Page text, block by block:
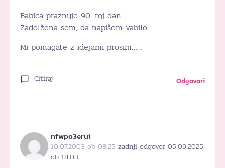
Babica praznuje 90. roj dan.
Zadolžena sem, da napišem vabilo.
Mi pomagate z idejami prosim……
Citiraj Odgovori
nfwpo3erui
10.07.2003 ob 08:25 zadnji odgovor 05.09.2025
ob 18:03